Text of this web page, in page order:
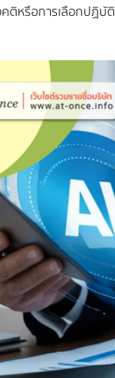
คติหรือการเลือกปฏิบัติ